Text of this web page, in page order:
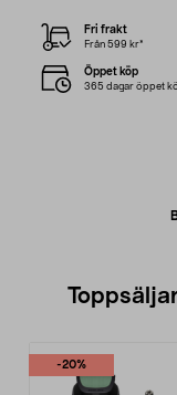
Fri frakt
Från 599 kr*
Öppet köp
365 dagar öppet
-20%